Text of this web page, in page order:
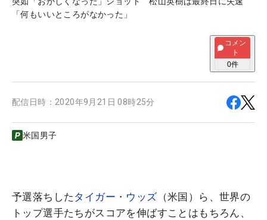
「何もいいところがなかった」
コメン
ト
0件
配信日時： 2020年9月21日 08時25分
米国男子
予選落ちした タイガー・ウッズ （米国）ら、世界の
トップ選手たちがスコアを伸ばすことはもちろん、